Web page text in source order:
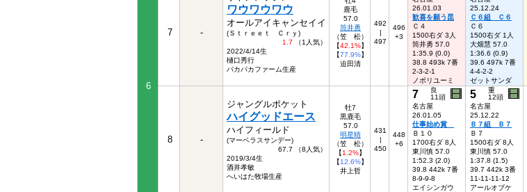
6
7 -
ワウワウワウ
オールアイキャンセイイ
(Ｓｔｒｅｅｔ Ｃｒｙ)
1.7 （1人気）
2022/4/14生
樋口秀行
パカパカファーム生産
鹿毛
57.0
筒井勇
（笠 松）
【42.1%】
【77.9%】
迫田清
492
|
497
496
+3
26.01.03
歓喜を願う昆
Ｃ４
1500右ダ 3人
筒井勇 57.0
1:35.9 (0.0)
38.8 493k 7番
2-3-2-1
ノボリユーミ
25.12.24
Ｃ６組 Ｃ６
Ｃ６
1500右ダ 1人
大畑慧 57.0
1:36.6 (0.9)
39.6 497k 7番
4-4-2-2
ゼットサンダ
8 -
ジャングルポケット
ハイグッドエース
ハイフィールド
(マーベラスサンデー)
67.7 （8人気）
2019/3/4生
酒井孝敏
へいはた牧場生産
牡7
黒鹿毛
57.0
明星晴
（笠 松）
【1.2%】
【12.6%】
井上哲
431
|
450
448
+6
7
良
11頭
名古屋
26.01.05
仕事始め賞
Ｂ１０
1700右ダ 8人
東川慎 57.0
1:52.3 (2.0)
39.8 442k 7番
8-9-9-8
エイシンガウ
5
重
12頭
名古屋
25.12.22
Ｂ７組 Ｂ７
Ｂ７
1500右ダ 8人
東川慎 57.0
1:37.8 (1.5)
39.7 442k 3番
11-11-11-12
アールオブケ